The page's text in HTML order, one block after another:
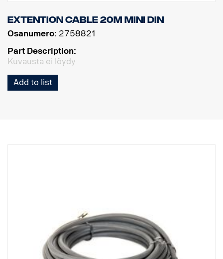
Extention cable 20m MINI DIN
Osanumero: 2758821
Part Description:
Kuvausta ei löydy
Add to list